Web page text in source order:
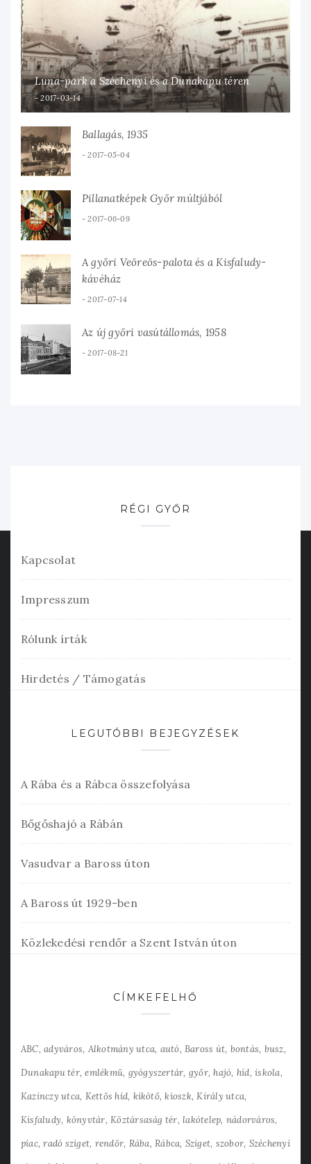
Luna-park a Széchenyi és a Dunakapu téren
2017-03-14
Ballagás, 1935
2017-05-04
Pillanatképek Győr múltjából
2017-06-09
A győri Veöreös-palota és a Kisfaludy-
kávéház
2017-07-14
Az új győri vasútállomás, 1958
2017-08-21
RÉGI GYŐR
Kapcsolat
Impresszum
Rólunk írták
Hirdetés / Támogatás
LEGUTÓBBI BEJEGYZÉSEK
A Rába és a Rábca összefolyása
Bőgőshajó a Rábán
Vasudvar a Baross úton
A Baross út 1929-ben
Közlekedési rendőr a Szent István úton
CÍMKEFELHŐ
ABC adyváros Alkotmány utca autó Baross út bontás busz
Dunakapu tér emlékmű gyógyszertár győr hajó híd iskola
Kazinczy utca Kettős híd kikötő kioszk Király utca
Kisfaludy könyvtár Köztársaság tér lakótelep nádorváros
piac radó sziget rendőr Rába Rábca Sziget szobor Széchenyi